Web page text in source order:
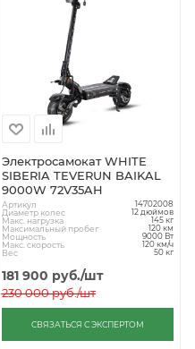
Электросамокат WHITE
SIBERIA TEVERUN BAIKAL
9000W 72V35AH
Артикул 14702008
Диаметр колес 12 дюймов
Макс. нагрузка 145 кг
Максимальный пробег 120 км
Мощность 9000 Вт
Макс. скорость 120 км/ч
Вес 50 кг
181 900 руб./шт
230 000руб./шт
СВЯЗАТЬСЯ С ЭКСПЕРТОМ